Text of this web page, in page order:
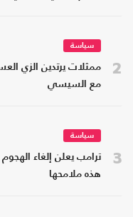
2
سياسة
ممثلات يرتدين الزي
مع السيسي
3
سياسة
ترامب يعلن إلغاء
هذه ملامحها